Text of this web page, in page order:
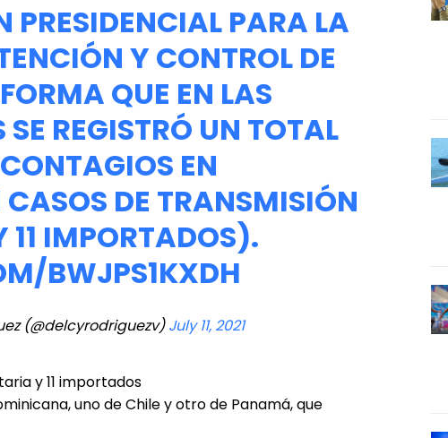
PRESIDENCIAL PARA LA
Y CONTROL DE
QUE EN LAS
REGISTRÓ UN TOTAL
EN
DE TRANSMISIÓN
IMPORTADOS).
BWJPS1KXDH
(@delcyrodriguezv)July 11, 2021
y 11 importados
uno de Chile y otro de Panamá, que